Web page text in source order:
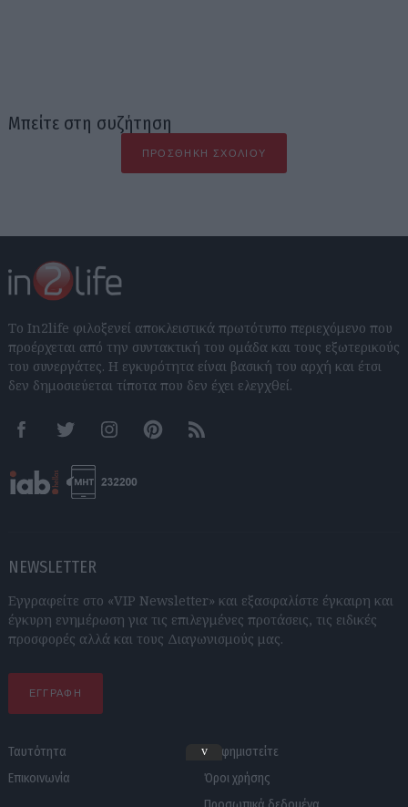
Μπείτε στη συζήτηση
ΠΡΟΣΘΉΚΗ ΣΧΟΛΊΟΥ
Το In2life φιλοξενεί αποκλειστικά πρωτότυπο περιεχόμενο που
προέρχεται από την συντακτική του ομάδα και τους εξωτερικούς
του συνεργάτες. Η εγκυρότητα είναι βασική του αρχή και έτσι
δεν δημοσιεύεται τίποτα που δεν έχει ελεγχθεί.
FacebookTwitter InstagramPinterestRSS feeds
NEWSLETTER
Εγγραφείτε στο «VIP Newsletter» και εξασφαλίστε έγκαιρη και
έγκυρη ενημέρωση για τις επιλεγμένες προτάσεις, τις ειδικές
προσφορές αλλά και τους Διαγωνισμούς μας.
ΕΓΓΡΑΦΗ
Ταυτότητα
Επικοινωνία
Διαφημιστείτε
Όροι χρήσης
v